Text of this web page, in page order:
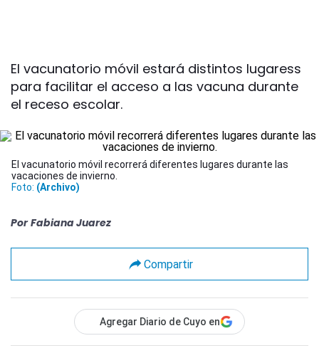
El vacunatorio móvil estará distintos lugaress
para facilitar el acceso a las vacuna durante
el receso escolar.
El vacunatorio móvil recorrerá diferentes lugares durante las
vacaciones de invierno.
Foto: (Archivo)
Por Fabiana Juarez
Compartir
Agregar Diario de Cuyo en